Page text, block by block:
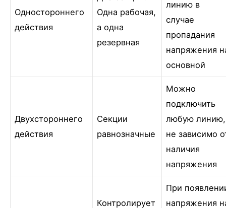
Одностороннего
действия
Одна рабочая,
а одна
резервная
линию в
случае
пропадания
напряжения
основной
Двухстороннего
действия
Секции
равнозначные
Можно
подключить
любую линию,
не зависимо
наличия
напряжения
Контролирует
При
напряжения